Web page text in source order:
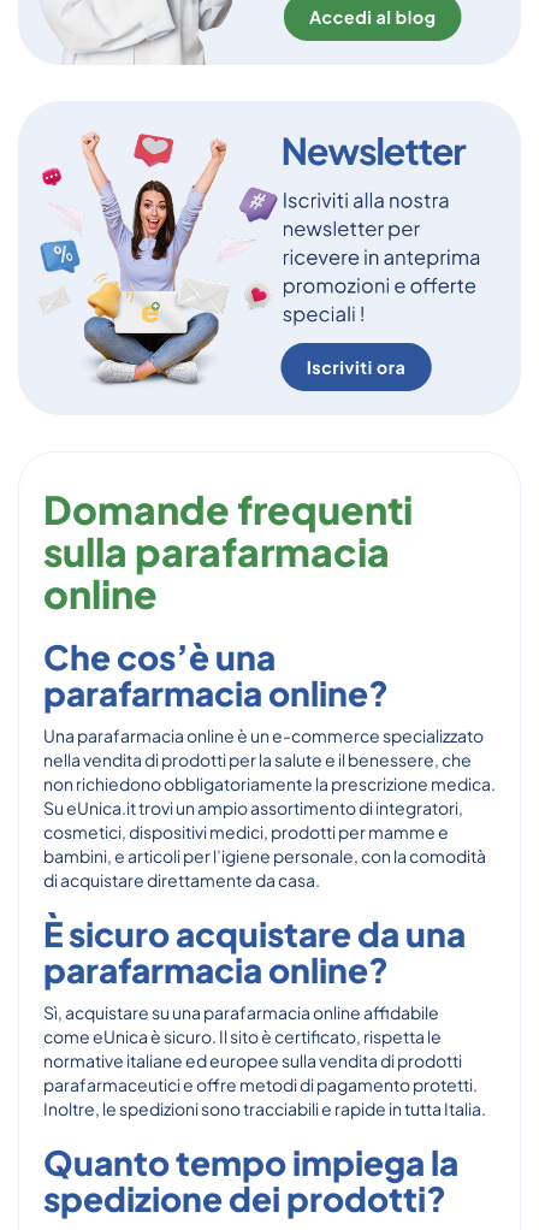
Domande frequenti
sulla parafarmacia
online
Che cos’è una
parafarmacia online?
Una parafarmacia online è un e-commerce specializzato
nella vendita di prodotti per la salute e il benessere, che
non richiedono obbligatoriamente la prescrizione medica.
Su eUnica.it trovi un ampio assortimento di integratori,
cosmetici, dispositivi medici, prodotti per mamme e
bambini, e articoli per l’igiene personale, con la comodità
di acquistare direttamente da casa.
È sicuro acquistare da una
parafarmacia online?
Sì, acquistare su una parafarmacia online affidabile
come eUnica è sicuro. Il sito è certificato, rispetta le
normative italiane ed europee sulla vendita di prodotti
parafarmaceutici e offre metodi di pagamento protetti.
Inoltre, le spedizioni sono tracciabili e rapide in tutta Italia.
Quanto tempo impiega la
spedizione dei prodotti?